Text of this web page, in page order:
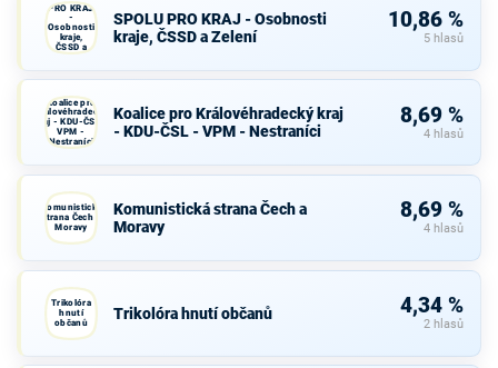
PRO KRAJ
-
Osobnosti
kraje,
ČSSD a
Zelení
SPOLU PRO KRAJ - Osobnosti
kraje, ČSSD a Zelení
10,86 %
5 hlasů
Koalice pro
Královéhradecký
kraj - KDU-ČSL -
VPM -
Nestraníci
Koalice pro Královéhradecký kraj
- KDU-ČSL - VPM - Nestraníci
8,69 %
4 hlasů
Komunistická
strana Čech a
Moravy
Komunistická strana Čech a
Moravy
8,69 %
4 hlasů
Trikolóra
hnutí
občanů
Trikolóra hnutí občanů 4,34 %
2 hlasů